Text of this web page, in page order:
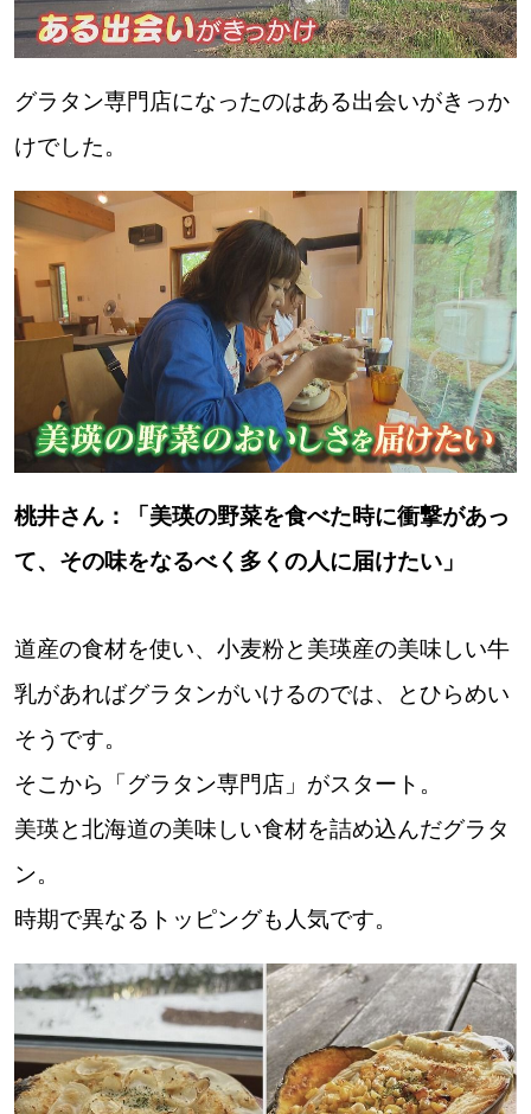
北海道で暮らす、あなたとつくる、
明日への”きっかけ”WEBマガジン
パートナーメディア
運営会社 広告掲載
情報提供・お問い合わせ
閉じる
【暮らしの知恵を身につけたい】
【まったり楽しみたい】
【札幌のお気に入りを見つけたい】
【道央のお気に入りを見つけたい】
【道北のお気に入りを見つけたい】
【道東のお気に入りを見つけたい】
グラタン専門店になったのはある出会いがきっか
けでした。
桃井さん：「美瑛の野菜を食べた時に衝撃があっ
て、その味をなるべく多くの人に届けたい」
道産の食材を使い、小麦粉と美瑛産の美味しい牛
乳があればグラタンがいけるのでは、とひらめい
そうです。
そこから「グラタン専門店」がスタート。
美瑛と北海道の美味しい食材を詰め込んだグラタ
ン。
時期で異なるトッピングも人気です。